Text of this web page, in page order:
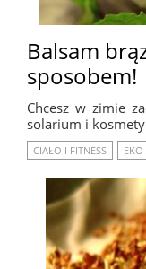
Balsam
sposobem!
Chcesz w zimie
solarium i
CIAŁO I FITNESS EKO